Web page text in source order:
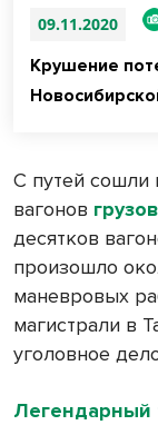
09.11.2020
Крушение
С путей сошли
вагонов
десятков
произошло
маневровых
магистрали в
уголовное
Легендарный